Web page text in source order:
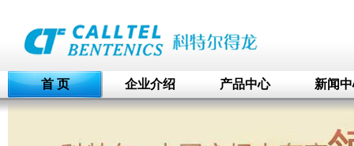
首 页 企业介绍 产品中心 新闻